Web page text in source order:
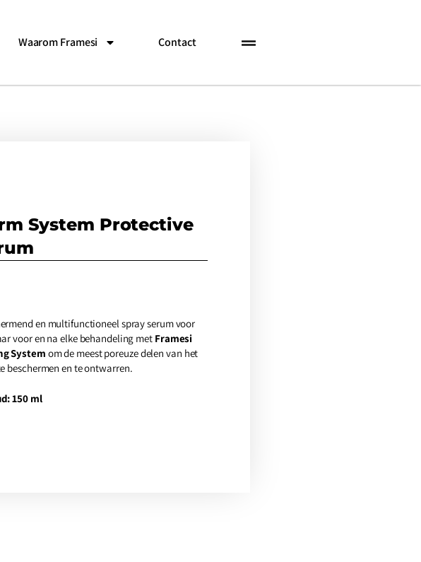
Waarom Framesi Contact
System Protective
en multifunctioneel spray serum voor
voor en na elke behandeling met Framesi
System om de meest poreuze delen van het
beschermen en te ontwarren.
150 ml